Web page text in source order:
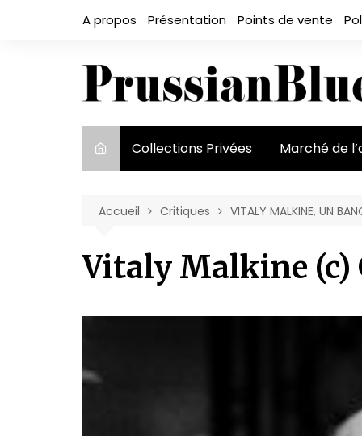
A propos Présentation Points de vente
Collections Privées Marché de
acteurs
Accueil Critiques VITALY MALKINE, UN
Vitaly Malkine (c)